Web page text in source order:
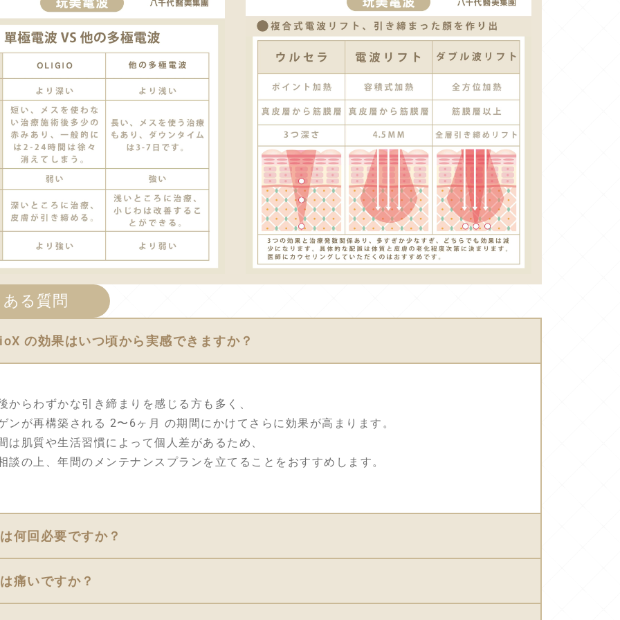
る質問
の効果はいつ頃から実感できますか？
からわずかな引き締まりを感じる方も多く、
ンが再構築される 2〜6ヶ月 の期間にかけてさらに効果が高まります。
は肌質や生活習慣によって個人差があるため、
談の上、年間のメンテナンスプランを立てることをおすすめします。
何回必要ですか？
痛いですか？